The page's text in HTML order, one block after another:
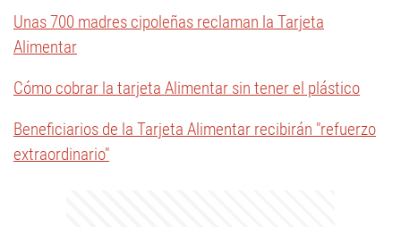
Unas 700 madres cipoleñas reclaman la Tarjeta
Alimentar
Cómo cobrar la tarjeta Alimentar sin tener el plástico
Beneficiarios de la Tarjeta Alimentar recibirán "refuerzo
extraordinario"